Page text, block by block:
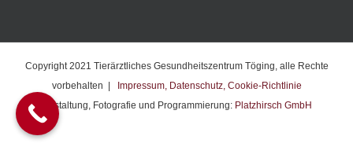
Copyright 2021 Tierärztliches Gesundheitszentrum Töging, alle Rechte
vorbehalten |
Impressum, Datenschutz, Cookie-Richtlinie
Gestaltung, Fotografie und Programmierung: Platzhirsch GmbH